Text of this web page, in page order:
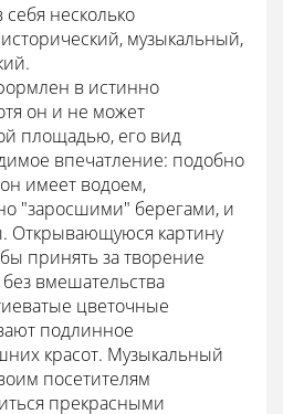
несколько
музыкальный,
в истинно
он и не может
площадью, его вид
впечатление: подобно
имеет водоем,
"заросшими" берегами, и
Открывающуюся картину
принять за творение
вмешательства
цветочные
подлинное
красот. Музыкальный
посетителям
прекрасными